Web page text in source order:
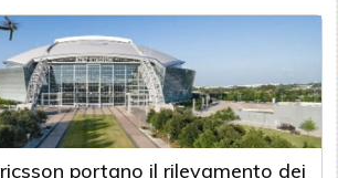
portano il rilevamento dei